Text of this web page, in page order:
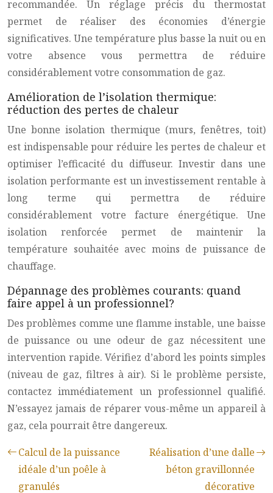
recommandée. Un réglage précis du thermostat
permet de réaliser des économies d’énergie
significatives. Une température plus basse la nuit ou en
votre absence vous permettra de réduire
considérablement votre consommation de gaz.
Amélioration de l’isolation thermique:
réduction des pertes de chaleur
Une bonne isolation thermique (murs, fenêtres, toit)
est indispensable pour réduire les pertes de chaleur et
optimiser l’efficacité du diffuseur. Investir dans une
isolation performante est un investissement rentable à
long terme qui permettra de réduire
considérablement votre facture énergétique. Une
isolation renforcée permet de maintenir la
température souhaitée avec moins de puissance de
chauffage.
Dépannage des problèmes courants: quand
faire appel à un professionnel?
Des problèmes comme une flamme instable, une baisse
de puissance ou une odeur de gaz nécessitent une
intervention rapide. Vérifiez d’abord les points simples
(niveau de gaz, filtres à air). Si le problème persiste,
contactez immédiatement un professionnel qualifié.
N’essayez jamais de réparer vous-même un appareil à
gaz, cela pourrait être dangereux.
Calcul de la puissance
idéale d’un poêle à
granulés
Réalisation d’une dalle
béton gravillonnée
décorative